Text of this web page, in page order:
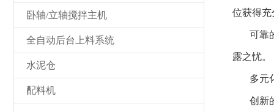
卧轴/立轴搅拌主机
全自动后台上料系统
水泥仓
配料机
位获得充
可靠的
露之忧。
多元化
创新的